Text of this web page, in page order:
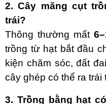
2. Cây măng cụt
trái?
Thông thường mất
trồng từ hạt bắt đầu
kiện chăm sóc, đất
cây ghép có thể ra
3. Trồng bằng hạt